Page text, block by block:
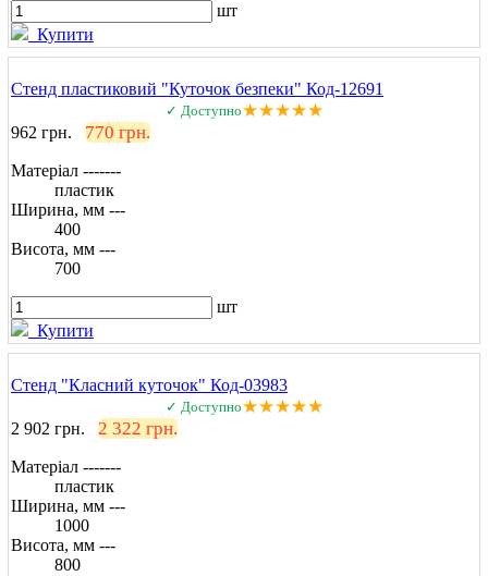
шт
Купити
Стенд пластиковий "Куточок безпеки" Код-12691
✓ Доступно★★★★★
962 грн. 770 грн.
Матеріал -------
пластик
Ширина, мм ---
400
Висота, мм ---
700
шт
Купити
Стенд "Класний куточок" Код-03983
✓ Доступно★★★★★
2 902 грн. 2 322 грн.
Матеріал -------
пластик
Ширина, мм ---
1000
Висота, мм ---
800